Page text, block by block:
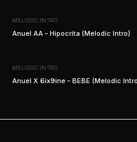
MELODIC INTRO
Anuel AA – Hipocrita (Melodic Intro)
MELODIC INTRO
Anuel X 6ix9ine – BEBE (Melodic